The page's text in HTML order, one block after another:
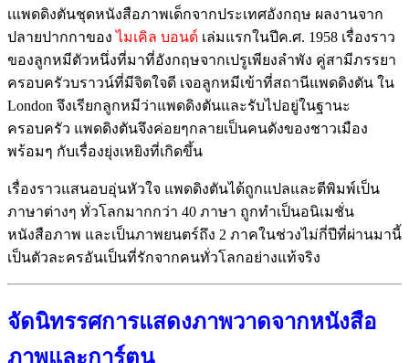
เแพดดิงตันชุดหนังสือภาพเด็กจากประเทศอังกฤษ ผลงานจาก
ปลายปากกาของไมเคิล บอนด์ เล่มแรกในปีค.ศ. 1958 เรื่องราว
ของลูกหมีตัวหนึ่งที่มาที่อังกฤษจากเปรูเพียงลำพัง คู่สามีภรรยา
ครอบครัวบราวน์ที่มีจิตใจดี เจอลูกหมีเข้าที่สถานีแพดดิงตัน ใน
London จึงเรียกลูกหมีว่าแพดดิงตันและรับไปอยู่ในฐานะ
ครอบครัว แพดดิงตันจึงค่อยๆกลายเป็นคนดังของชาวเมือง
พร้อมๆ กับเรื่องยุ่งเหยิงที่เกิดขึ้น
เรื่องราวแสนอบอุ่นหัวใจ แพดดิงตันได้ถูกแปลและตีพิมพ์เป็น
ภาษาต่างๆ ทั่วโลกมากกว่า 40 ภาษา ถูกทำเป็นอนิเมชั่น
หนังสือภาพ และเป็นภาพยนตร์ถึง 2 ภาคในช่วงไม่กี่ปีที่ผ่านมานี้
เป็นตัวละครอันเป็นที่รักจากคนทั่วโลกอย่างแท้จริง
จัดนิทรรศการแสดงภาพวาดจากหนังสือ
ภาพและการ์ตูน